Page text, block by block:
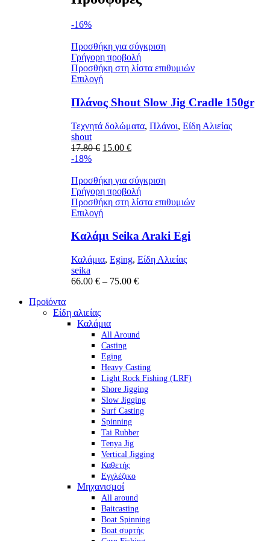
-16%
Προσθήκη για σύγκριση
Γρήγορη προβολή
Προσθήκη στη λίστα επιθυμιών
ΕπιλογήΑυτό
προϊόν
έχει
πολλαπλές
παραλλαγές.
Οι
επιλογές
επιλεγούν
στη
σελίδα
του
προϊόντος
Πλάνος Shout Slow Jig Cradle 150gr
Τεχνητά δολώματα, Πλάνοι, Είδη Αλιείας
shout
17.80€ Original
17.80 €.
15.00 €Η
είναι:
15.00 €.
-18%
Προσθήκη για σύγκριση
Γρήγορη προβολή
Προσθήκη στη λίστα επιθυμιών
ΕπιλογήΑυτό
προϊόν
πολλαπλές
παραλλαγές.
Οι
επιλεγούν
στη
σελίδα
του
προϊόντος
Καλάμι Seika Araki Egi
Καλάμια, Eging, Είδη Αλιείας
seika
66.00 € – 75.00 €Price
Προϊόντα
Είδη αλιείας
Καλάμια
All Around
Casting
Eging
Heavy Casting
Light Rock Fishing (LRF)
Shore Jigging
Slow Jigging
Surf Casting
Spinning
Tai Rubber
Tenya Jig
Vertical Jigging
Καθετής
Εγγλέζικο
Μηχανισμοί
All around
Baitcasting
Boat Spinning
Boat συρτής